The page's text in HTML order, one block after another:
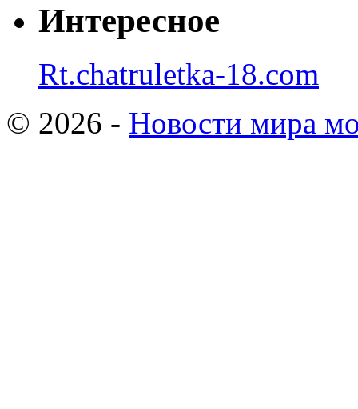
Интересное
Rt.chatruletka-18.com
© 2026 - Новости мира